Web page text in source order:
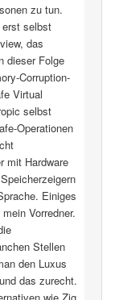
zu tun.
selbst
das
dieser Folge
Corruption-
Virtual
selbst
Operationen
mit Hardware
Einiges
Vorredner.
Stellen
den Luxus
das zurecht.